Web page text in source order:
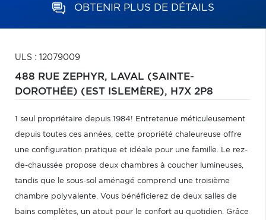
OBTENIR PLUS DE DÉTAILS
ULS : 12079009
488 RUE ZEPHYR, LAVAL (SAINTE-
DOROTHÉE) (EST ISLEMÈRE), H7X 2P8
1 seul propriétaire depuis 1984! Entretenue méticuleusement
depuis toutes ces années, cette propriété chaleureuse offre
une configuration pratique et idéale pour une famille. Le rez-
de-chaussée propose deux chambres à coucher lumineuses,
tandis que le sous-sol aménagé comprend une troisième
chambre polyvalente. Vous bénéficierez de deux salles de
bains complètes, un atout pour le confort au quotidien. Grâce